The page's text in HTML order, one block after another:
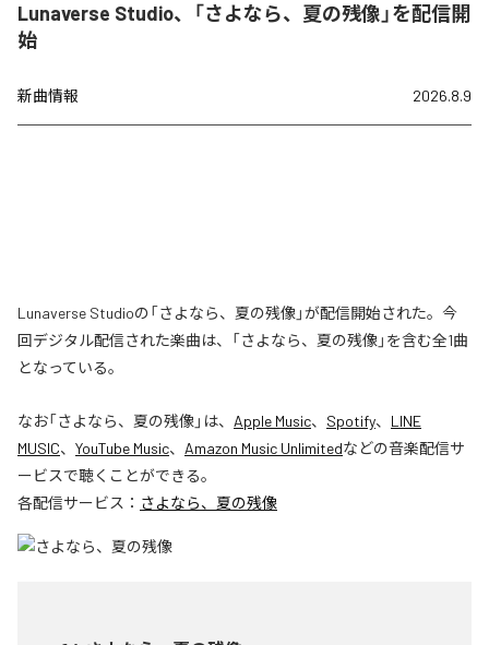
Lunaverse Studio、「さよなら、夏の残像」を配信開
始
新曲情報 2026.8.9
Lunaverse Studioの「さよなら、夏の残像」が配信開始された。今
回デジタル配信された楽曲は、「さよなら、夏の残像」を含む全1曲
となっている。
なお「さよなら、夏の残像」は、 Apple Music、 Spotify、 LINE
MUSIC、 YouTube Music、 Amazon Music Unlimitedなどの音楽配信サ
ービスで聴くことができる。
各配信サービス： さよなら、夏の残像